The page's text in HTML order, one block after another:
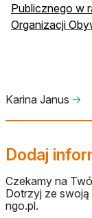
Publicznego w
Organizacji
Karina Janus 🡢
Dodaj
Czekamy na
Dotrzyj ze
ngo.pl.